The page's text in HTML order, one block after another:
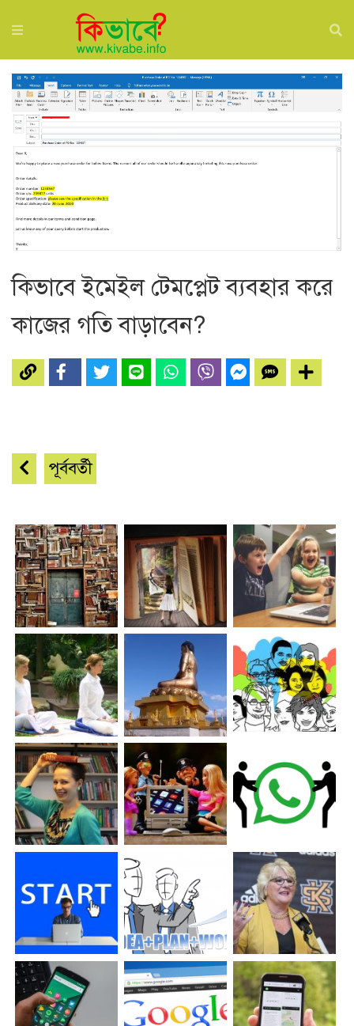
কিভাবে ইমেইল টেমপ্লেট ব্যবহার করে
কাজের গতি বাড়াবেন?
পূর্ববর্তী